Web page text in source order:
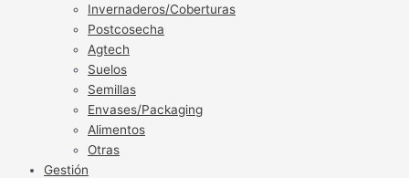
Invernaderos/Coberturas
Postcosecha
Agtech
Suelos
Semillas
Envases/Packaging
Alimentos
Otras
Gestión